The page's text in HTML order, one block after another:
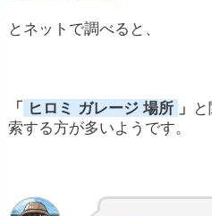
とネットで調べると、
「 ヒロミ ガレージ 場所 」
索する方が多いようです。